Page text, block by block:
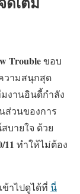
Troubleขอบ
วามสนุกสุด
านอินดี้กำลัง
ส่วนของการ
บายใจ ด้วย
11 ทำให้ไม่ต้อง
ข้าไปดูได้ที่ นี่